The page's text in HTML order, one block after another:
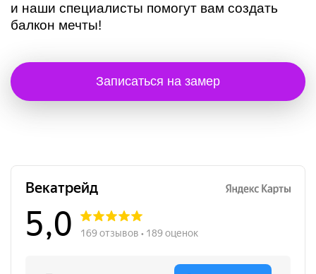
и наши специалисты помогут вам создать
балкон мечты!
Записаться на замер